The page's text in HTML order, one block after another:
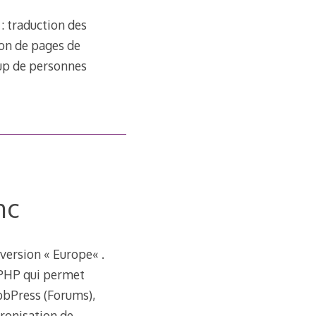
traduction des
de pages de
de personnes
« Europe« .
qui permet
(Forums),